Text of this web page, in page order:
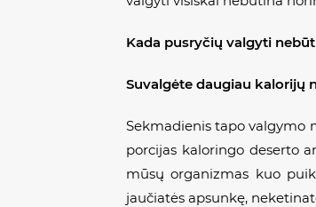
Kada pusryčių valgyti
Suvalgėte daugiau kalorijų
Sekmadienis tapo valgymo
porcijas kaloringo deserto
mūsų organizmas kuo
jaučiatės apsunkę,